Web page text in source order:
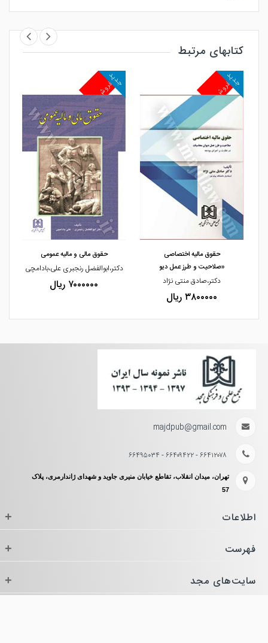
کتابهای مرتبط
مشاهده و خرید
حقوق مالیه اختصاصی
«صلاحیت و طرز عمل دیو
دکتر،صادق منتی نژاد
حقوق مالی و مالیه عمومی
دکتر،ابوالفضل رنجبری علی،بادامچی
majdpub@gmail.com
۶۶۴۱۲۰۷۸ - ۶۶۴۰۹۴۲۲ - ۶۶۴۹۵۰۳۴
تهران، میدان انقلاب، تقاطع خیابان منیری جاوید و شهدای ژاندارمری، پلاک
57
اطلاعات +
فهرست +
سایت‌های مجد +